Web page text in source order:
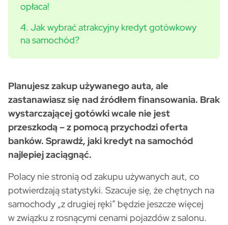
opłaca!
4. Jak wybrać atrakcyjny kredyt gotówkowy
na samochód?
Planujesz zakup używanego auta, ale
zastanawiasz się nad źródłem finansowania. Brak
wystarczającej gotówki wcale nie jest
przeszkodą – z pomocą przychodzi oferta
banków. Sprawdź, jaki kredyt na samochód
najlepiej zaciągnąć.
Polacy nie stronią od zakupu używanych aut, co
potwierdzają statystyki. Szacuje się, że chętnych na
samochody „z drugiej ręki” będzie jeszcze więcej
w związku z rosnącymi cenami pojazdów z salonu.